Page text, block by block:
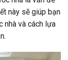
này sẽ giúp bạn
nhà và cách lựa